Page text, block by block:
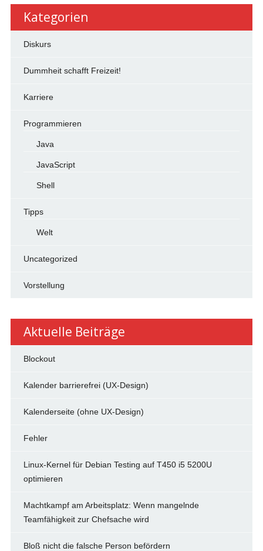
Kategorien
Diskurs
Dummheit schafft Freizeit!
Karriere
Programmieren
Java
JavaScript
Shell
Tipps
Welt
Uncategorized
Vorstellung
Aktuelle Beiträge
Blockout
Kalender barrierefrei (UX-Design)
Kalenderseite (ohne UX-Design)
Fehler
Linux-Kernel für Debian Testing auf T450 i5 5200U
optimieren
Machtkampf am Arbeitsplatz: Wenn mangelnde
Teamfähigkeit zur Chefsache wird
Bloß nicht die falsche Person befördern